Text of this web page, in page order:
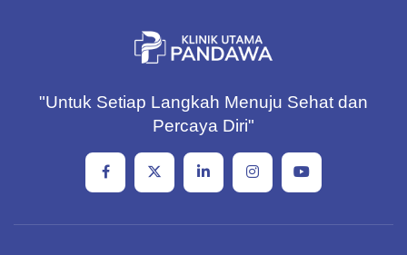
"Untuk Setiap Langkah Menuju Sehat dan
Percaya Diri"